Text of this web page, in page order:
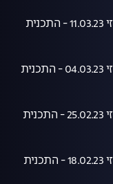
המטה המרכזי 11.03.23 - התכנית
המטה המרכזי 04.03.23 - התכנית
המטה המרכזי 25.02.23 - התכנית
המטה המרכזי 18.02.23 - התכנית